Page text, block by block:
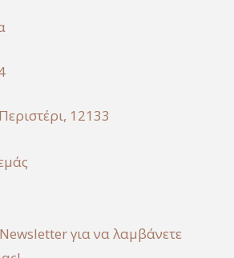
12133
για να λαμβάνετε